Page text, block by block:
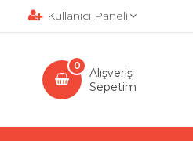
Kullanıcı Paneli
Alışveriş
Sepetim
0